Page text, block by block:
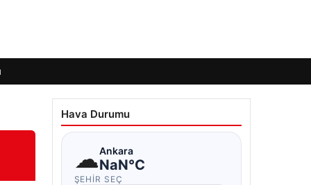
Hava Durumu
☁Ankara
NaN°C
ŞEHIR SEÇ